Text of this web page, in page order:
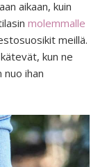
aikaan, kuin
molemmalle
meillä.
kun ne
nuo ihan